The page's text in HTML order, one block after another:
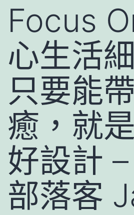
Focus
心生活
只要能
癒，就
好設計
部落客